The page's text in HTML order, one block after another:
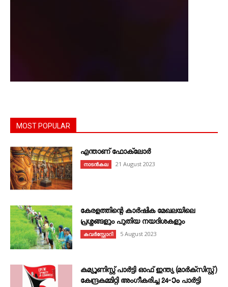
MOST POPULAR
എന്താണ്‌ ഫോക്‌ലോർ
നാടൻകല 21 August 2023
കേരളത്തിന്റെ കാർഷിക മേഖലയിലെ
പ്രശ്നങ്ങളും പുതിയ നയദിശകളും
കവര്‍സ്റ്റോറി 5 August 2023
കമ്യൂണിസ്റ്റ് പാർട്ടി ഓഫ് ഇന്ത്യ (മാർക്സിസ്റ്റ്)
കേന്ദ്രകമ്മിറ്റി അംഗീകരിച്ച 24‐ാം പാർട്ടി